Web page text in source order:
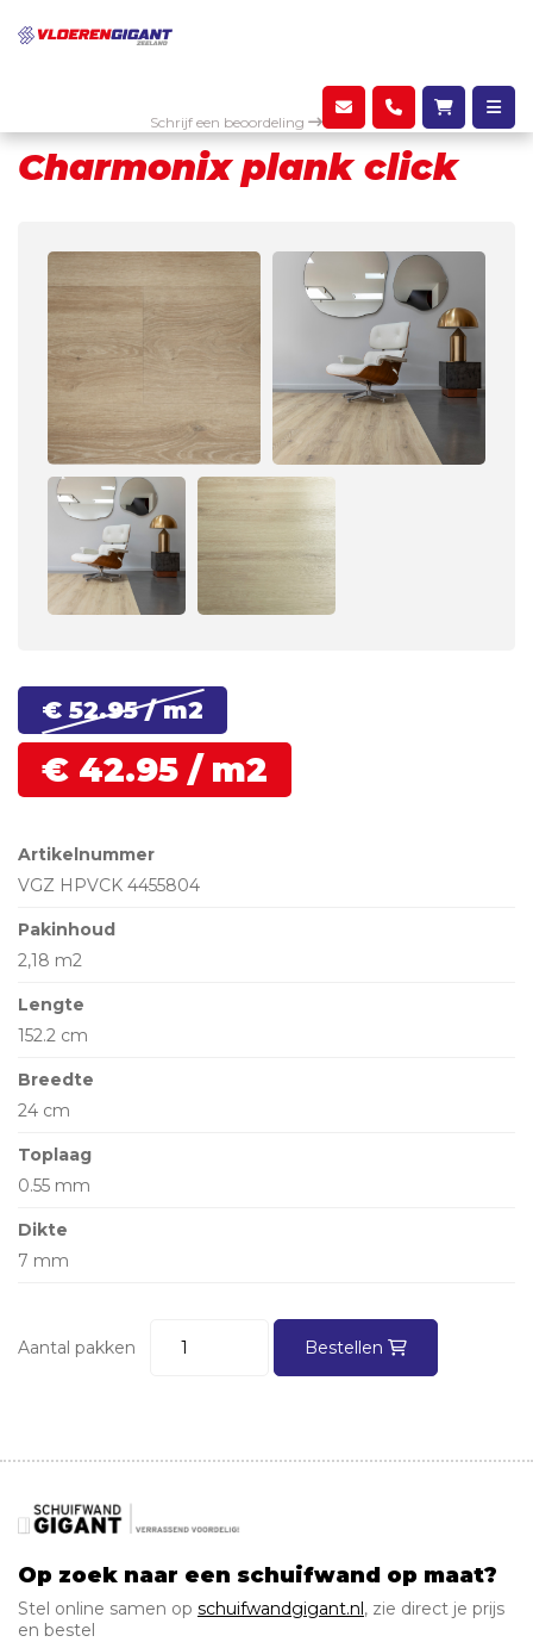
Schrijf een beoordeling
Charmonix plank click
Charmonix plank click
€ 52.95/ m2
€ 42.95 / m2
Artikelnummer
VGZ HPVCK 4455804
Pakinhoud
2,18 m2
Lengte
152.2 cm
Breedte
24 cm
Toplaag
0.55 mm
Dikte
7 mm
Aantal pakken Bestellen
Op zoek naar een schuifwand op maat?
Stel online samen op schuifwandgigant.nl, zie direct je prijs
en bestel